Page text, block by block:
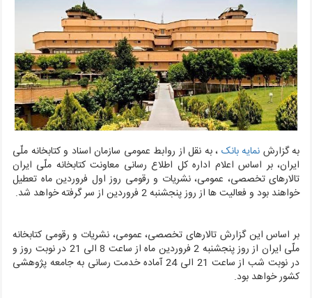
به گزارشنمایه بانک، به نقل از روابط عمومی سازمان اسناد و کتابخانه ملّی
ایران،بر اساس اعلام اداره کل اطلاع رسانی معاونت کتابخانه ملّی ایران
تالارهای تخصصی، عمومی، نشریات و رقومی روز اول فروردین ماه تعطیل
خواهند بود و فعالیت ها از روز پنجشنبه 2 فروردین از سر گرفته خواهد شد.
بر اساس این گزارش تالارهای تخصصی، عمومی، نشریات و رقومی کتابخانه
ملّی ایران از روز پنجشنبه 2 فروردین ماه از ساعت 8 الی 21 در نوبت روز و
در نوبت شب از ساعت 21 الی 24 آماده خدمت رسانی به جامعه پژوهشی
کشور خواهد بود.